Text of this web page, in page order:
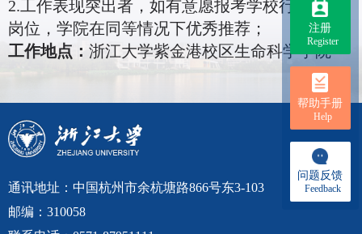
2.工作表现突出者，如有意愿报考学校行政专员
岗位，学院在同等情况下优秀推荐；
工作地点： 浙江大学紫金港校区生命科学学院
注册
Register
帮助手册
Help
问题反馈
Feedback
通讯地址：中国杭州市余杭塘路866号东3-103
邮编：310058